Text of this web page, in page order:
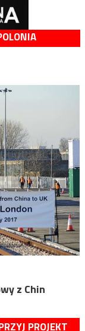
z Chin
PROJEKT